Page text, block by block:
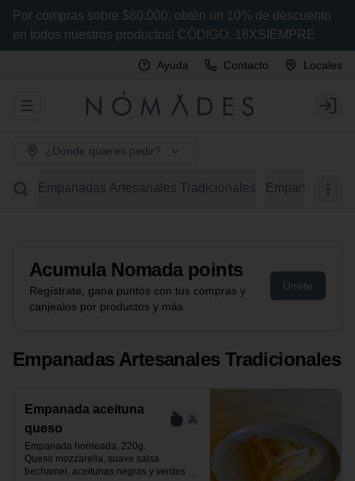
Por compras sobre $80.000, obtén un 10% de descuento
en todos nuestros productos! CÓDIGO: 18XSIEMPRE
Ayuda Contacto Locales
Abrir menu de navegación Login
¿Dónde quieres pedir?
Empanadas Artesanales Tradicionales Empanadas
Acumula Nomada points
Regístrate, gana puntos con tus compras y
canjealos por productos y más
Únete
Empanadas Artesanales Tradicionales
Empanada aceituna
queso
Empanada horneada. 220g.
Queso mozzarella, suave salsa
bechamel, aceitunas negras y verdes